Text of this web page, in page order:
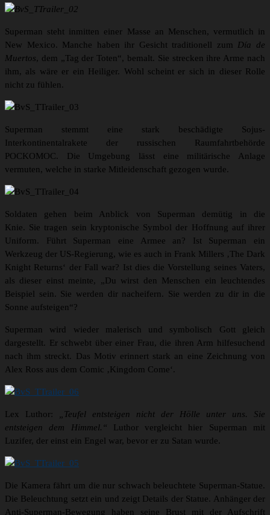
Superman steht inmitten einer Masse an Menschen, vermutlich in
New Mexico. Manche haben ihr Gesicht traditionell zum Día de
Muertos, dem „Tag der Toten“, bemalt. Sie strecken ihre Arme nach
ihm, als wäre er ein Heiliger. Wohl scheint er sich in dieser Rolle
nicht zu fühlen.
Superman stemmt eine stark beschädigte Sojus-
Interkontinentalrakete der russischen Raumfahrtbehörde
POCKOMOC. Die Umgebung lässt eine militärische Anlage
vermuten, welche in starke Mitleidenschaft gezogen wurde.
Soldaten gehen beim Anblick von Superman demütig in die
Knie. Sie tragen sein kryptonische Symbol der Hoffnung auf ihrer
Uniform. Führt Superman eine Armee an? Ist Superman ein
Werkzeug der US-Regierung, wie es auch in Frank Millers ‚The Dark
Knight Returns‘ der Fall war? Ist dies die Vorstellung seines Vaters,
als dieser einst meinte, „Du wirst den Menschen ein leuchtendes
Beispiel sein. Sie werden dir nacheifern. Sie werden zu dir in die
Sonne aufsteigen“?
Superman wird wieder malerisch und symbolisch Gott gleich
dargestellt. Er schwebt über einer Frau, die ihren Arm hilfesuchend
nach ihm streckt. Das Motiv erinnert stark an eine Zeichnung von
Alex Ross aus dem Comic ‚Kingdom Come‘.
Lex Luthor: „Teufel entsteigen nicht der Hölle unter uns. Sie
entsteigen dem Himmel.“ Luthor vergleicht hier Superman mit
Luzifer, der einst ein Engel war, bevor er zu Satan wurde.
Die Kamera fährt um die nur schwach beleuchtete Superman-Statue.
Die Beleuchtung setzt ein und zeigt Details der Statue. Anhänger der
Anti-Superman-Bewegung haben seine Brust mit der Aufschrift